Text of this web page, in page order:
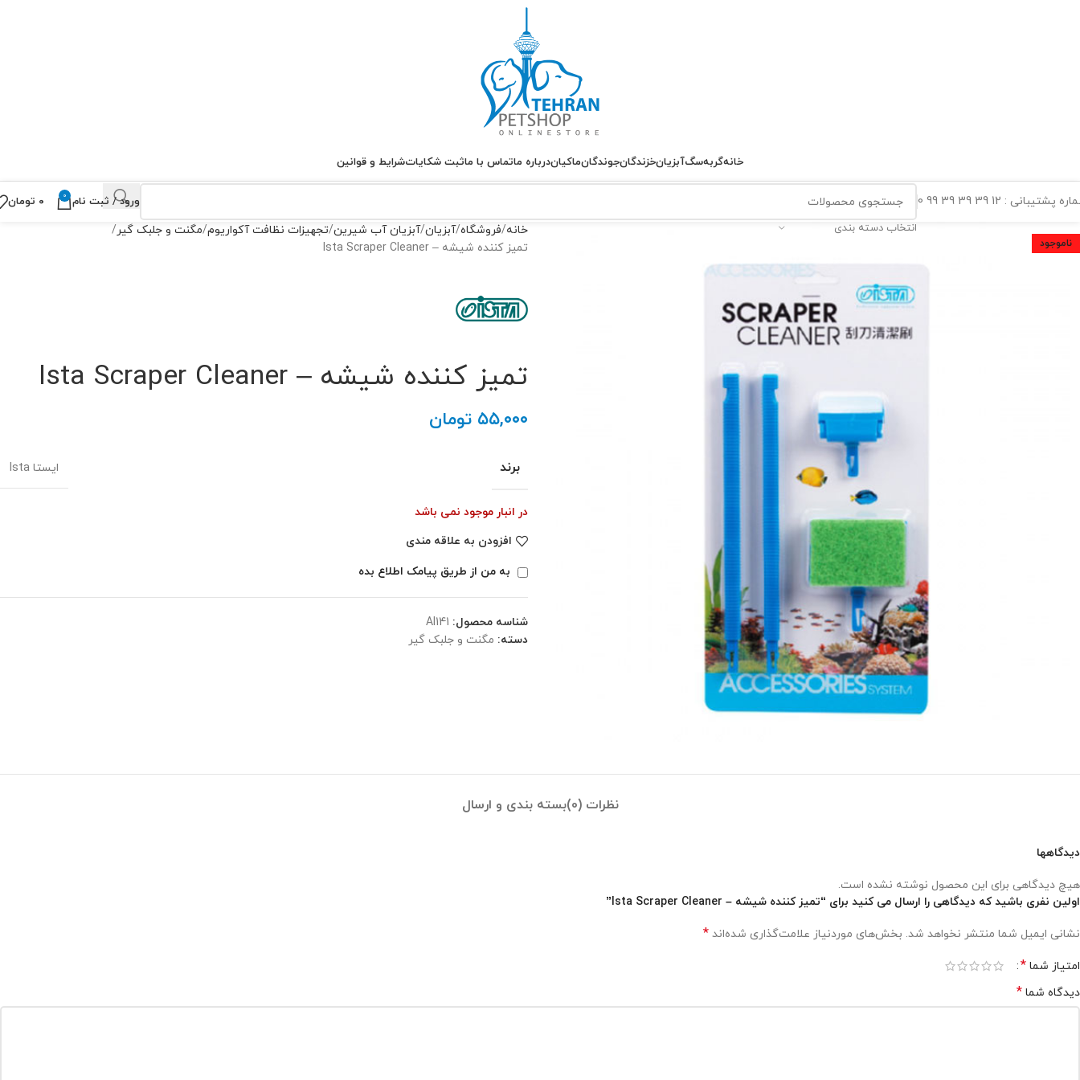
خانهگربهسگآبزیانخزندگانجوندگانماکیاندرباره ماتماس با ماثبت شکایاتشرایط و قوانین
پشتیبانی : 12 39 39 39 99 0
انتخاب دسته بندی
ورود / ثبت نام 0 ۰ تومان
ناموجود
خانه فروشگاه آبزیان آبزیان آب شیرین تجهیزات نظافت آکواریوم مگنت و جلبک گیر
تمیز کننده شیشه – Ista Scraper Cleaner
تمیز کننده شیشه – Ista Scraper Cleaner
۵۵,۰۰۰ تومان
برند ایستا Ista
در انبار موجود نمی باشد
افزودن به علاقه مندی
به من از طریق پیامک اطلاع بده
شناسه محصول: AI141
دسته: مگنت و جلبک گیر
نظرات (0) بسته بندی و ارسال
دیدگاهها
هیچ دیدگاهی برای این محصول نوشته نشده است.
اولین نفری باشید که دیدگاهی را ارسال می کنید برای “تمیز کننده شیشه – Ista Scraper Cleaner”
نشانی ایمیل شما منتشر نخواهد شد. بخش‌های موردنیاز علامت‌گذاری شده‌اند *
امتیاز شما *
دیدگاه شما *